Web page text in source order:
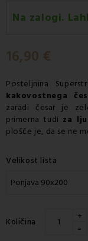
Na zalogi.
16,90 €
Posteljnina
kakovostnega
zaradi česar je
primerna tudi za
plošče je, da se ne
Velikost lista
Količina +
-